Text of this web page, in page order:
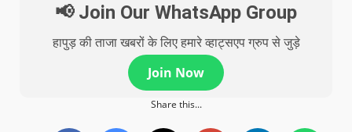
📢 Join Our WhatsApp Group
हापुड़ की ताजा खबरों के लिए हमारे व्हाट्सएप ग्रुप से जुड़े
Join Now
Share this...